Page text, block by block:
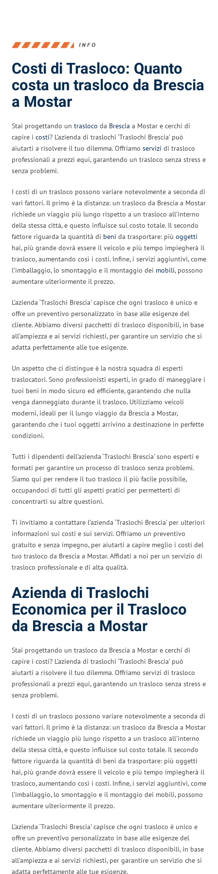
INFO
Costi di Trasloco: Quanto
costa un trasloco da Brescia
a Mostar
Stai progettando un trasloco da Brescia a Mostar e cerchi di
capire i costi? L’azienda di traslochi ‘Traslochi Brescia’ può
aiutarti a risolvere il tuo dilemma. Offriamo servizi di trasloco
professionali a prezzi equi, garantendo un trasloco senza stress e
senza problemi.
I costi di un trasloco possono variare notevolmente a seconda di
vari fattori. Il primo è la distanza: un trasloco da Brescia a Mostar
richiede un viaggio più lungo rispetto a un trasloco all’interno
della stessa città, e questo influisce sul costo totale. Il secondo
fattore riguarda la quantità di beni da trasportare: più oggetti
hai, più grande dovrà essere il veicolo e più tempo impiegherà il
trasloco, aumentando così i costi. Infine, i servizi aggiuntivi, come
l’imballaggio, lo smontaggio e il montaggio dei mobili, possono
aumentare ulteriormente il prezzo.
L’azienda ‘Traslochi Brescia’ capisce che ogni trasloco è unico e
offre un preventivo personalizzato in base alle esigenze del
cliente. Abbiamo diversi pacchetti di trasloco disponibili, in base
all’ampiezza e ai servizi richiesti, per garantire un servizio che si
adatta perfettamente alle tue esigenze.
Un aspetto che ci distingue è la nostra squadra di esperti
traslocatori. Sono professionisti esperti, in grado di maneggiare i
tuoi beni in modo sicuro ed efficiente, garantendo che nulla
venga danneggiato durante il trasloco. Utilizziamo veicoli
moderni, ideali per il lungo viaggio da Brescia a Mostar,
garantendo che i tuoi oggetti arrivino a destinazione in perfette
condizioni.
Tutti i dipendenti dell’azienda ‘Traslochi Brescia’ sono esperti e
formati per garantire un processo di trasloco senza problemi.
Siamo qui per rendere il tuo trasloco il più facile possibile,
occupandoci di tutti gli aspetti pratici per permetterti di
concentrarti su altre questioni.
Ti invitiamo a contattare l’azienda ‘Traslochi Brescia’ per ulteriori
informazioni sui costi e sui servizi. Offriamo un preventivo
gratuito e senza impegno, per aiutarti a capire meglio i costi del
tuo trasloco da Brescia a Mostar. Affidati a noi per un servizio di
trasloco professionale e di alta qualità.
Azienda di Traslochi
Economica per il Trasloco
da Brescia a Mostar
Stai progettando un trasloco da Brescia a Mostar e cerchi di
capire i costi? L’azienda di traslochi ‘Traslochi Brescia’ può
aiutarti a risolvere il tuo dilemma. Offriamo servizi di trasloco
professionali a prezzi equi, garantendo un trasloco senza stress e
senza problemi.
I costi di un trasloco possono variare notevolmente a seconda di
vari fattori. Il primo è la distanza: un trasloco da Brescia a Mostar
richiede un viaggio più lungo rispetto a un trasloco all’interno
della stessa città, e questo influisce sul costo totale. Il secondo
fattore riguarda la quantità di beni da trasportare: più oggetti
hai, più grande dovrà essere il veicolo e più tempo impiegherà il
trasloco, aumentando così i costi. Infine, i servizi aggiuntivi, come
l’imballaggio, lo smontaggio e il montaggio dei mobili, possono
aumentare ulteriormente il prezzo.
L’azienda ‘Traslochi Brescia’ capisce che ogni trasloco è unico e
offre un preventivo personalizzato in base alle esigenze del
cliente. Abbiamo diversi pacchetti di trasloco disponibili, in base
all’ampiezza e ai servizi richiesti, per garantire un servizio che si
adatta perfettamente alle tue esigenze.